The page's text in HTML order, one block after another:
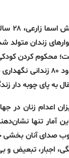
عمق این بی‌رحمی را نشان می‌دهد
زندان متولد
محکوم کردن
همان بند زنان
به پای چوبه دار
آمار تنها
صدای آنان
اجبار، تبعیض و